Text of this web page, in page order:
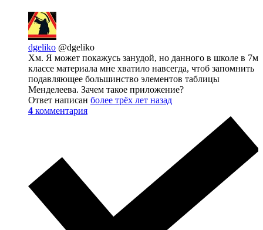
dgeliko @dgeliko
Хм. Я может покажусь занудой, но данного в школе в 7м
классе материала мне хватило навсегда, чтоб запомнить
подавляющее большинство элементов таблицы
Менделеева. Зачем такое приложение?
Ответ написан более трёх лет назад
4 комментария